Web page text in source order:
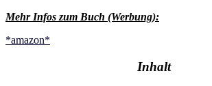
Mehr Infos zum Buch (Werbung):
*amazon*
Inhalt